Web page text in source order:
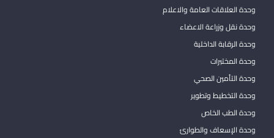
وحدة العلاقات العامة والاعلام
وحدة نقل وزراعة الاعضاء
وحدة الرقابة الداخلية
وحدة المختبرات
وحدة التأمين الصحي
وحدة التخطيط وتطوير
وحدة الطب الخاص
وحدة الإسعاف والطوارئ